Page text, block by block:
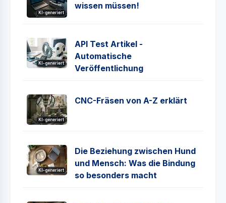
KI-generiert
wissen müssen!
KI-generiert
API Test Artikel -
Automatische
Veröffentlichung
KI-generiert
CNC-Fräsen von A-Z erklärt
KI-generiert
Die Beziehung zwischen Hund
und Mensch: Was die Bindung
so besonders macht